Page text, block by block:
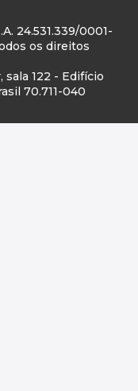
24.531.339/0001-
os direitos
sala 122 - Edifício
70.711-040